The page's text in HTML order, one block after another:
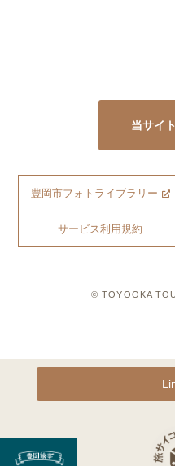
当サイ
豊岡市フォトライブラリー
サービス利用規約
© TOYOOKA